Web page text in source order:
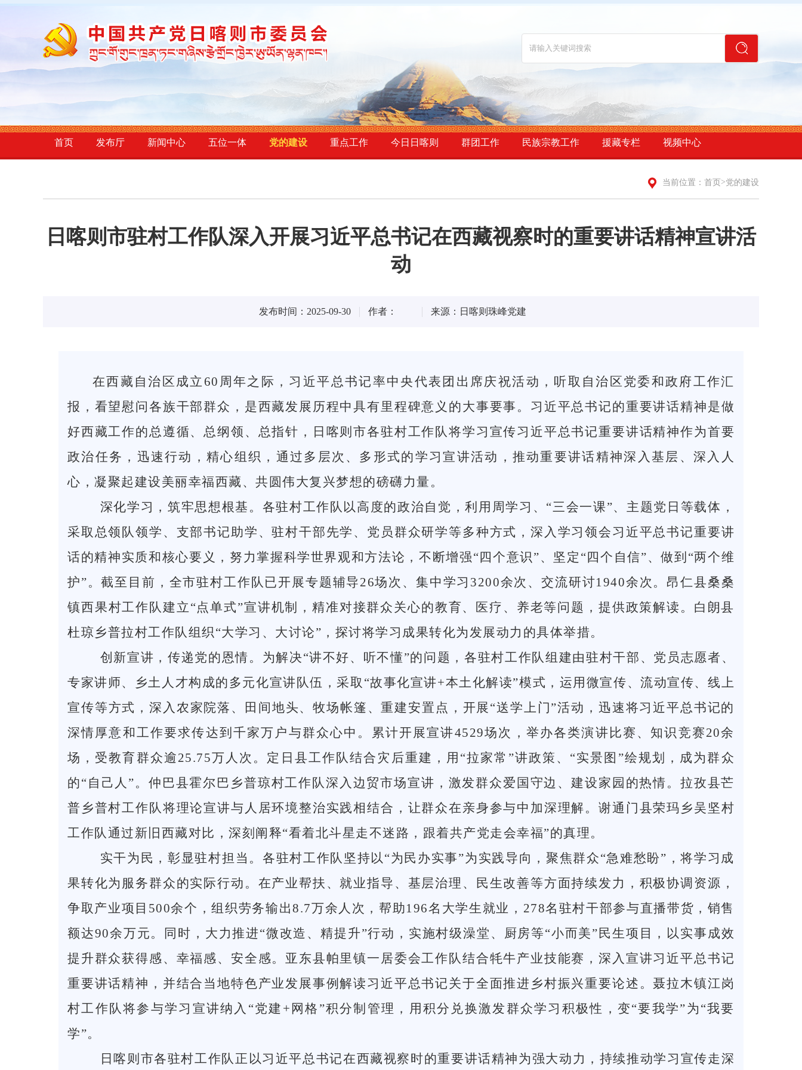
首页 发布厅 新闻中心 五位一体 党的建设 重点工作 今日日喀则 群团工作 民族宗教工作 援藏专栏 视频中心
当前位置： 首页 >党的建设
日喀则市驻村工作队深入开展习近平总书记在西藏视察时的重要讲话精神宣讲活
动
发布时间：2025-09-30 作者： 来源：日喀则珠峰党建
在西藏自治区成立60周年之际，习近平总书记率中央代表团出席庆祝活动，听取自治区党委和政府工作汇
报，看望慰问各族干部群众，是西藏发展历程中具有里程碑意义的大事要事。习近平总书记的重要讲话精神是做
好西藏工作的总遵循、总纲领、总指针，日喀则市各驻村工作队将学习宣传习近平总书记重要讲话精神作为首要
政治任务，迅速行动，精心组织，通过多层次、多形式的学习宣讲活动，推动重要讲话精神深入基层、深入人
心，凝聚起建设美丽幸福西藏、共圆伟大复兴梦想的磅礴力量。
深化学习，筑牢思想根基。各驻村工作队以高度的政治自觉，利用周学习、“三会一课”、主题党日等载体，
采取总领队领学、支部书记助学、驻村干部先学、党员群众研学等多种方式，深入学习领会习近平总书记重要讲
话的精神实质和核心要义，努力掌握科学世界观和方法论，不断增强“四个意识”、坚定“四个自信”、做到“两个维
护”。截至目前，全市驻村工作队已开展专题辅导26场次、集中学习3200余次、交流研讨1940余次。昂仁县桑桑
镇西果村工作队建立“点单式”宣讲机制，精准对接群众关心的教育、医疗、养老等问题，提供政策解读。白朗县
杜琼乡普拉村工作队组织“大学习、大讨论”，探讨将学习成果转化为发展动力的具体举措。
创新宣讲，传递党的恩情。为解决“讲不好、听不懂”的问题，各驻村工作队组建由驻村干部、党员志愿者、
专家讲师、乡土人才构成的多元化宣讲队伍，采取“故事化宣讲+本土化解读”模式，运用微宣传、流动宣传、线上
宣传等方式，深入农家院落、田间地头、牧场帐篷、重建安置点，开展“送学上门”活动，迅速将习近平总书记的
深情厚意和工作要求传达到千家万户与群众心中。累计开展宣讲4529场次，举办各类演讲比赛、知识竞赛20余
场，受教育群众逾25.75万人次。定日县工作队结合灾后重建，用“拉家常”讲政策、“实景图”绘规划，成为群众
的“自己人”。仲巴县霍尔巴乡普琼村工作队深入边贸市场宣讲，激发群众爱国守边、建设家园的热情。拉孜县芒
普乡普村工作队将理论宣讲与人居环境整治实践相结合，让群众在亲身参与中加深理解。谢通门县荣玛乡吴坚村
工作队通过新旧西藏对比，深刻阐释“看着北斗星走不迷路，跟着共产党走会幸福”的真理。
实干为民，彰显驻村担当。各驻村工作队坚持以“为民办实事”为实践导向，聚焦群众“急难愁盼”，将学习成
果转化为服务群众的实际行动。在产业帮扶、就业指导、基层治理、民生改善等方面持续发力，积极协调资源，
争取产业项目500余个，组织劳务输出8.7万余人次，帮助196名大学生就业，278名驻村干部参与直播带货，销售
额达90余万元。同时，大力推进“微改造、精提升”行动，实施村级澡堂、厨房等“小而美”民生项目，以实事成效
提升群众获得感、幸福感、安全感。亚东县帕里镇一居委会工作队结合牦牛产业技能赛，深入宣讲习近平总书记
重要讲话精神，并结合当地特色产业发展事例解读习近平总书记关于全面推进乡村振兴重要论述。聂拉木镇江岗
村工作队将参与学习宣讲纳入“党建+网格”积分制管理，用积分兑换激发群众学习积极性，变“要我学”为“我要
学”。
日喀则市各驻村工作队正以习近平总书记在西藏视察时的重要讲话精神为强大动力，持续推动学习宣传走深